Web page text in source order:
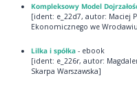
Kompleksowy Model
[ident: e_22d7, autor: Maciej
Ekonomicznego we
Lilka i spółka- ebook
[ident: e_226r, autor:
Skarpa Warszawska]